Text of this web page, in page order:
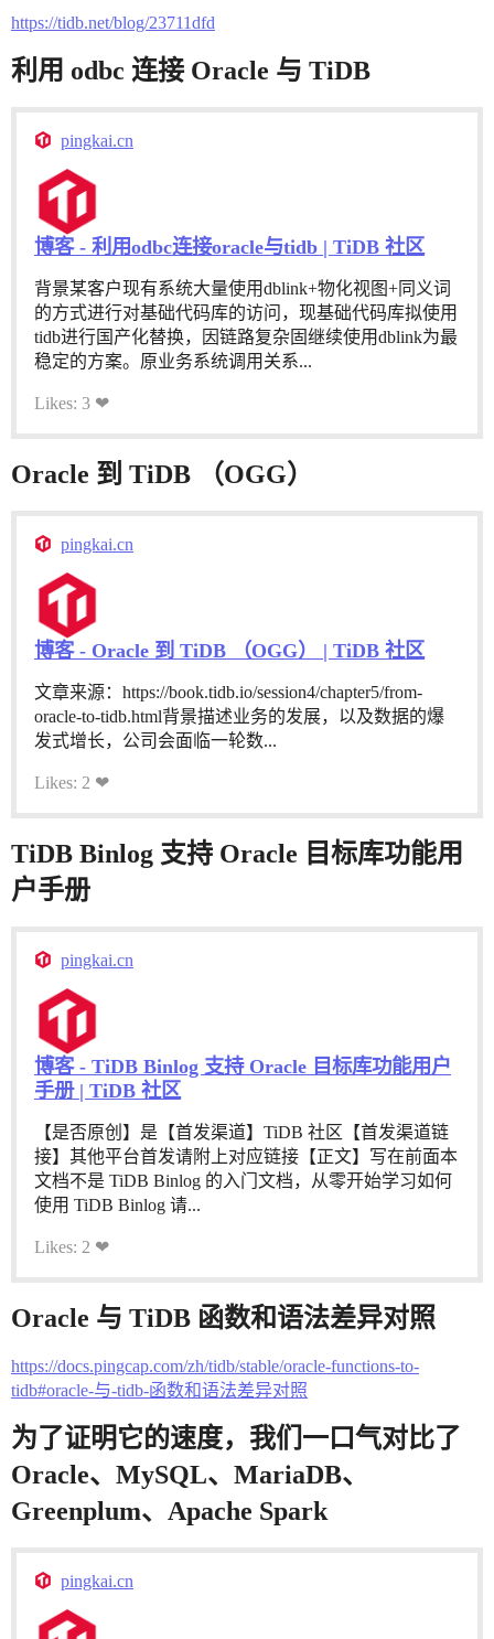
https://tidb.net/blog/23711dfd
利用 odbc 连接 Oracle 与 TiDB
pingkai.cn
博客 - 利用odbc连接oracle与tidb | TiDB 社区
背景某客户现有系统大量使用dblink+物化视图+同义词
的方式进行对基础代码库的访问，现基础代码库拟使用
tidb进行国产化替换，因链路复杂固继续使用dblink为最
稳定的方案。原业务系统调用关系...
Likes: 3 ❤
Oracle 到 TiDB （OGG）
pingkai.cn
博客 - Oracle 到 TiDB （OGG） | TiDB 社区
文章来源：https://book.tidb.io/session4/chapter5/from-
oracle-to-tidb.html背景描述业务的发展，以及数据的爆
发式增长，公司会面临一轮数...
Likes: 2 ❤
TiDB Binlog 支持 Oracle 目标库功能用
户手册
pingkai.cn
博客 - TiDB Binlog 支持 Oracle 目标库功能用户
手册 | TiDB 社区
【是否原创】是【首发渠道】TiDB 社区【首发渠道链
接】其他平台首发请附上对应链接【正文】写在前面本
文档不是 TiDB Binlog 的入门文档，从零开始学习如何
使用 TiDB Binlog 请...
Likes: 2 ❤
Oracle 与 TiDB 函数和语法差异对照
https://docs.pingcap.com/zh/tidb/stable/oracle-functions-to-
tidb#oracle-与-tidb-函数和语法差异对照
为了证明它的速度，我们一口气对比了
Oracle、MySQL、MariaDB、
Greenplum、Apache Spark
pingkai.cn